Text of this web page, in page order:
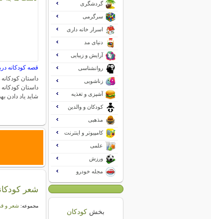
قصه کودکانه
داستان
داستان
شاید یاد دادن
شعر
مجموعه:شعر و
گردشگری
سرگرمی
اسرار خانه داری
دنیای مد
آرایش و زیبایی
روانشناسی
زناشویی
آشپزی و تغذیه
کودکان و والدین
مذهبی
کامپیوتر و اینترنت
علمی
ورزش
مجله خودرو
بخش کودکان